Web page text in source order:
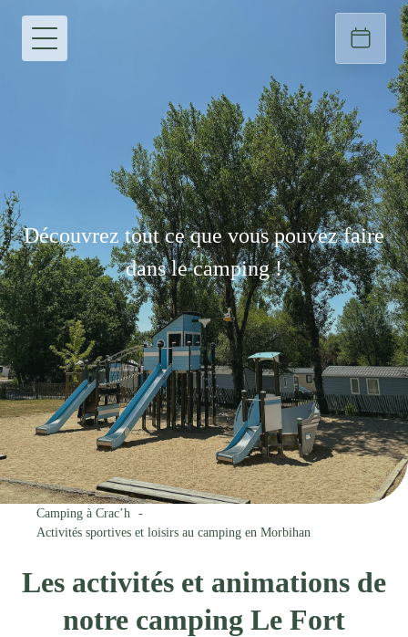
Découvrez tout ce que vous pouvez faire
dans le camping !
Camping à Crac’h
Activités sportives et loisirs au camping en Morbihan
Les activités et animations de
notre camping Le Fort